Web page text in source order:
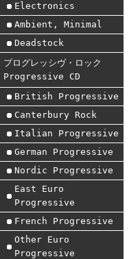
Electronics
Ambient, Minimal
Deadstock
プログレッシヴ・ロック
Progressive CD
British Progressive
Canterbury Rock
Italian Progressive
German Progressive
Nordic Progressive
East Euro
Progressive
French Progressive
Other Euro
Progressive